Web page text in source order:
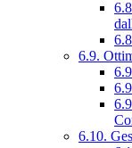
6.9.
6.10.